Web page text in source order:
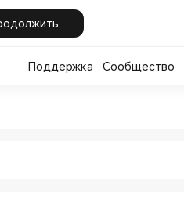
Поддержка Сообщество